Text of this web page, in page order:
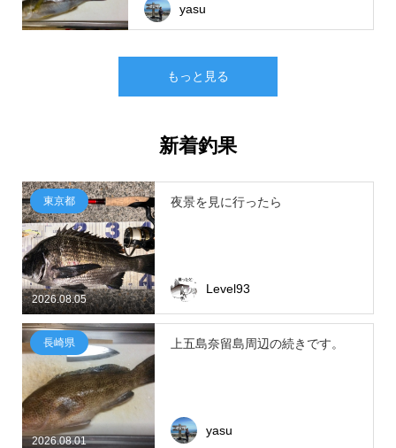
yasu
もっと見る
新着釣果
2026.08.05
東京都 夜景を見に行ったら
Level93
2026.08.01
長崎県 上五島奈留島周辺の続きです。
yasu